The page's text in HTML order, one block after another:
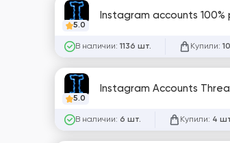
5.0
Instagram accounts
В наличии: 1136 шт. Купили:
5.0
Instagram Accounts
В наличии: 6 шт. Купили: 4